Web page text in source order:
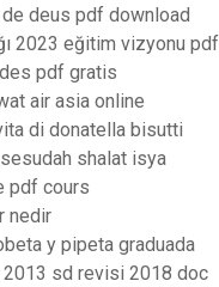
deus pdf download
2023 eğitim vizyonu pdf
pdf gratis
air asia online
di donatella bisutti
shalat isya
pdf cours
nedir
y pipeta graduada
2013 sd revisi 2018 doc